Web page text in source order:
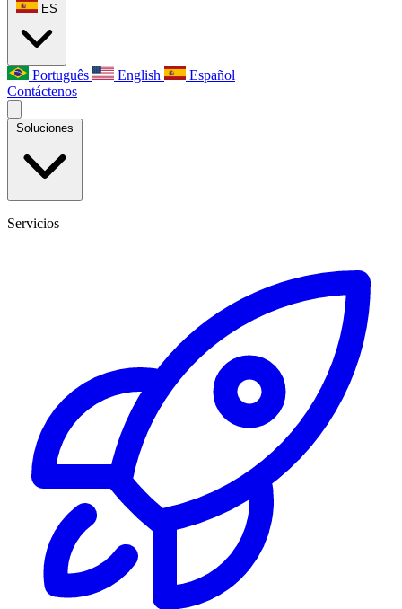
ES
Português English
Español
Contáctenos
Soluciones
Servicios